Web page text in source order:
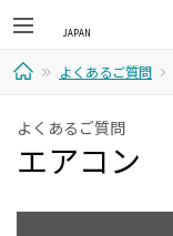
ー
よくあるご質問
よくあるご質問
エアコン